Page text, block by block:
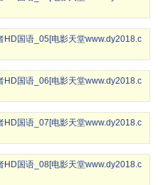
国语_05[电影天堂www.dy2018.c
国语_06[电影天堂www.dy2018.c
国语_07[电影天堂www.dy2018.c
国语_08[电影天堂www.dy2018.c